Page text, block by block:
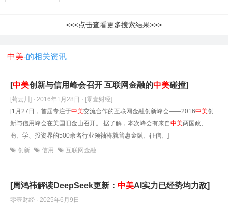
<<<点击查看更多搜索结果>>>
中美-的相关资讯
[中美创新与信用峰会召开 互联网金融的中美碰撞]
[苟云川] · 2016年1月28日 · [零壹财经]
[1月27日，首届专注于中美交流合作的互联网金融创新峰会——2016中美创
新与信用峰会在美国旧金山召开。 据了解，本次峰会有来自中美两国政、
商、学、投资界的500余名行业领袖将就普惠金融、征信、]
创新 信用 互联网金融
[周鸿祎解读DeepSeek更新： 中美AI实力已经势均力敌]
零壹财经 · 2025年6月9日